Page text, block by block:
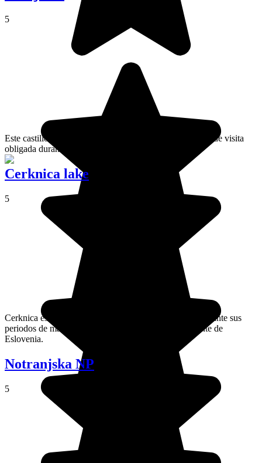
5
Este castillo, construido en la ladera de un acantilado, es de visita
obligada durante un viaje por Eslovenia.
Cerknica lake
5
Cerknica es el mayor el lago intermitente de Europa; durante sus
periodos de marea alta se convierte en el más importante de
Eslovenia.
Notranjska NP
5